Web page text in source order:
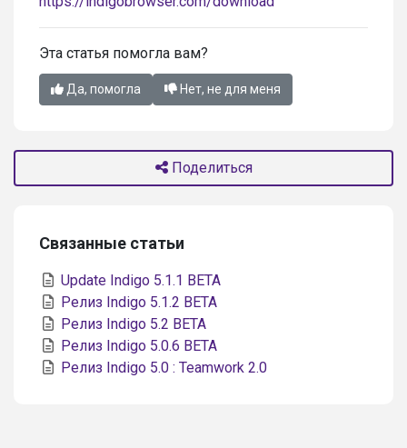
Эта статья помогла вам?
Да, помогла Нет, не для меня
Поделиться
Связанные статьи
Update Indigo 5.1.1 BETA
Релиз Indigo 5.1.2 BETA
Релиз Indigo 5.2 BETA
Релиз Indigo 5.0.6 BETA
Релиз Indigo 5.0 : Teamwork 2.0